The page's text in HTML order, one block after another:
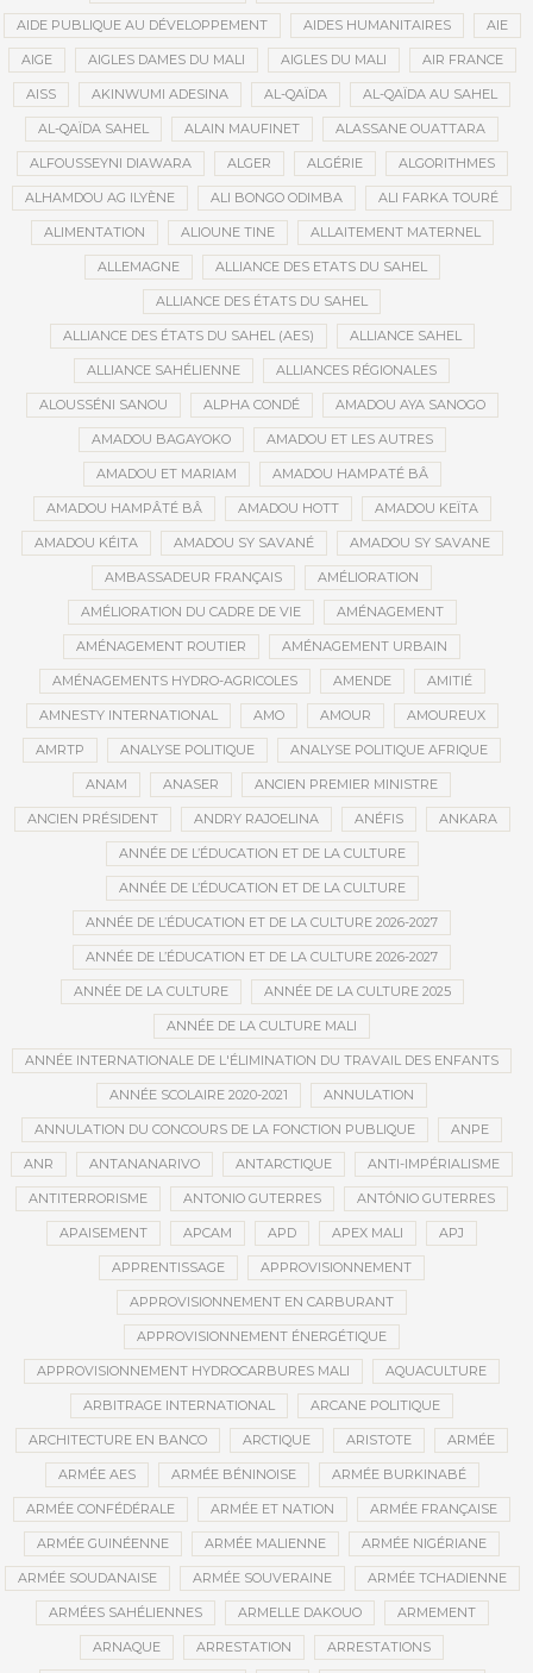
AIDE PUBLIQUE AU DÉVELOPPEMENT AIDES HUMANITAIRES AIE
AIGE AIGLES DAMES DU MALI AIGLES DU MALI AIR FRANCE
AISS AKINWUMI ADESINA AL-QAÏDA AL-QAÏDA AU SAHEL
AL-QAÏDA SAHEL ALAIN MAUFINET ALASSANE OUATTARA
ALFOUSSEYNI DIAWARA ALGER ALGÉRIE ALGORITHMES
ALHAMDOU AG ILYÈNE ALI BONGO ODIMBA ALI FARKA TOURÉ
ALIMENTATION ALIOUNE TINE ALLAITEMENT MATERNEL
ALLEMAGNE ALLIANCE DES ETATS DU SAHEL
ALLIANCE DES ÉTATS DU SAHEL
ALLIANCE DES ÉTATS DU SAHEL (AES) ALLIANCE SAHEL
ALLIANCE SAHÉLIENNE ALLIANCES RÉGIONALES
ALOUSSÉNI SANOU ALPHA CONDÉ AMADOU AYA SANOGO
AMADOU BAGAYOKO AMADOU ET LES AUTRES
AMADOU ET MARIAM AMADOU HAMPATÉ BÂ
AMADOU HAMPÂTÉ BÂ AMADOU HOTT AMADOU KEÏTA
AMADOU KÉITA AMADOU SY SAVANÉ AMADOU SY SAVANE
AMBASSADEUR FRANÇAIS AMÉLIORATION
AMÉLIORATION DU CADRE DE VIE AMÉNAGEMENT
AMÉNAGEMENT ROUTIER AMÉNAGEMENT URBAIN
AMÉNAGEMENTS HYDRO-AGRICOLES AMENDE AMITIÉ
AMNESTY INTERNATIONAL AMO AMOUR AMOUREUX
AMRTP ANALYSE POLITIQUE ANALYSE POLITIQUE AFRIQUE
ANAM ANASER ANCIEN PREMIER MINISTRE
ANCIEN PRÉSIDENT ANDRY RAJOELINA ANÉFIS ANKARA
ANNÉE DE L’ÉDUCATION ET DE LA CULTURE
ANNÉE DE L’ÉDUCATION ET DE LA CULTURE
ANNÉE DE L’ÉDUCATION ET DE LA CULTURE 2026-2027
ANNÉE DE L’ÉDUCATION ET DE LA CULTURE 2026-2027
ANNÉE DE LA CULTURE ANNÉE DE LA CULTURE 2025
ANNÉE DE LA CULTURE MALI
ANNÉE INTERNATIONALE DE L'ÉLIMINATION DU TRAVAIL DES ENFANTS
ANNÉE SCOLAIRE 2020-2021 ANNULATION
ANNULATION DU CONCOURS DE LA FONCTION PUBLIQUE ANPE
ANR ANTANANARIVO ANTARCTIQUE ANTI-IMPÉRIALISME
ANTITERRORISME ANTONIO GUTERRES ANTÓNIO GUTERRES
APAISEMENT APCAM APD APEX MALI APJ
APPRENTISSAGE APPROVISIONNEMENT
APPROVISIONNEMENT EN CARBURANT
APPROVISIONNEMENT ÉNERGÉTIQUE
APPROVISIONNEMENT HYDROCARBURES MALI AQUACULTURE
ARBITRAGE INTERNATIONAL ARCANE POLITIQUE
ARCHITECTURE EN BANCO ARCTIQUE ARISTOTE ARMÉE
ARMÉE AES ARMÉE BÉNINOISE ARMÉE BURKINABÉ
ARMÉE CONFÉDÉRALE ARMÉE ET NATION ARMÉE FRANÇAISE
ARMÉE GUINÉENNE ARMÉE MALIENNE ARMÉE NIGÉRIANE
ARMÉE SOUDANAISE ARMÉE SOUVERAINE ARMÉE TCHADIENNE
ARMÉES SAHÉLIENNES ARMELLE DAKOUO ARMEMENT
ARNAQUE ARRESTATION ARRESTATIONS